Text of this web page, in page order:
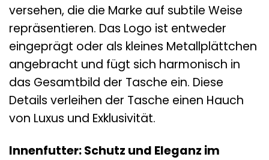
versehen, die die Marke auf subtile Weise
repräsentieren. Das Logo ist entweder
eingeprägt oder als kleines Metallplättchen
angebracht und fügt sich harmonisch in
das Gesamtbild der Tasche ein. Diese
Details verleihen der Tasche einen Hauch
von Luxus und Exklusivität.
Innenfutter: Schutz und Eleganz im